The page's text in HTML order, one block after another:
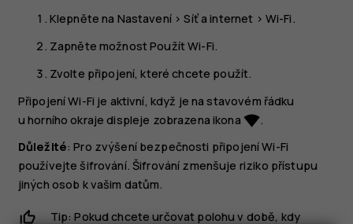
Klepněte na Nastavení>Síť a internet > Wi-Fi.
Zapněte možnostPoužít Wi-Fi.
Zvolte připojení, které chcete použít.
Připojení Wi-Fi je aktivní, když je na stavovém řádku
u horního okraje displeje zobrazena ikona network_wifi.
Důležité: Pro zvýšení bezpečnosti připojení Wi-Fi
používejte šifrování. Šifrování zmenšuje riziko přístupu
jiných osob k vašim datům.
Tip: Pokud chcete určovat polohu v době, kdy